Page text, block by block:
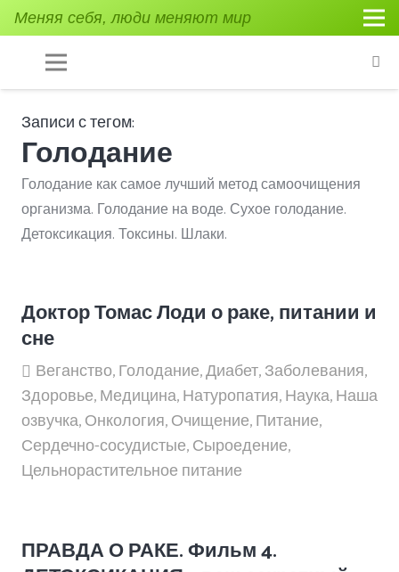
Меняя себя, люди меняют мир
Записи с тегом:
Голодание
Голодание как самое лучший метод самоочищения
организма. Голодание на воде. Сухое голодание.
Детоксикация. Токсины. Шлаки.
Доктор Томас Лоди о раке, питании и
сне
Веганство,Голодание,Диабет,Заболевания,
Здоровье,Медицина,Натуропатия,Наука,Наша
озвучка,Онкология,Очищение,Питание,
Сердечно-сосудистые,Сыроедение,
Цельнорастительное питание
ПРАВДА О РАКЕ. Фильм 4.